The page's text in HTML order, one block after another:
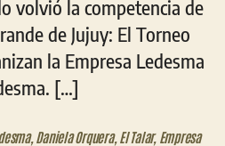
volvió la competencia de
de Jujuy: El Torneo
la Empresa Ledesma
[…]
, Daniela Orquera, El Talar, Empresa